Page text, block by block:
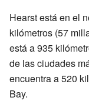
Hearst está en el
kilómetros (57
está a 935
de las ciudades
encuentra a 520
Bay.